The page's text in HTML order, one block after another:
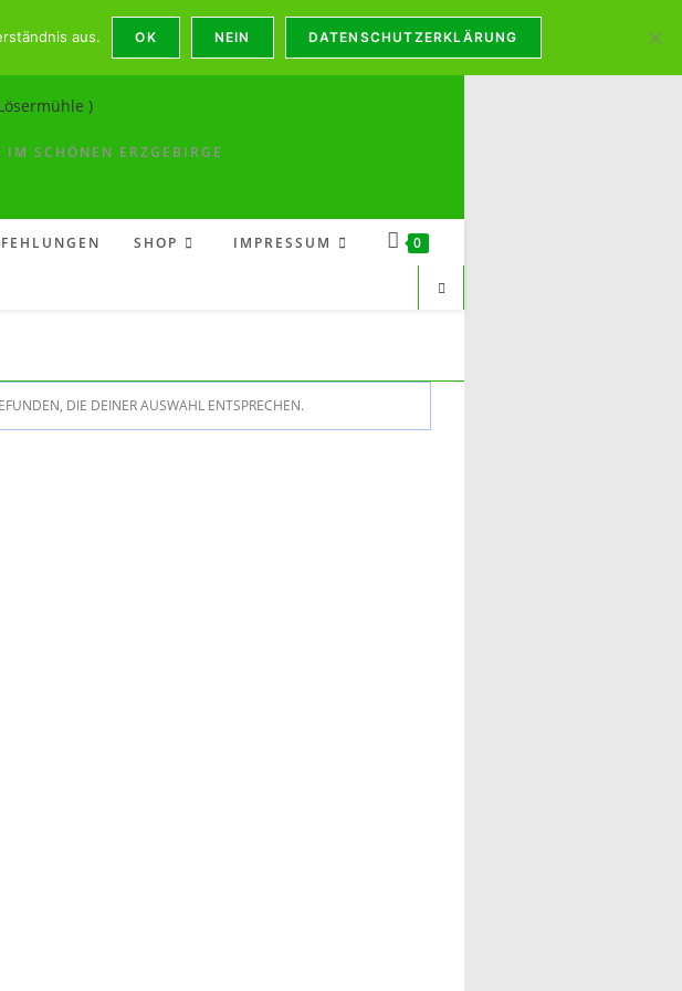
März - Oktober: Mi - So: 13:00 - 18:00
SCHÖNEN ERZGEBIRGE
SHOP IMPRESSUM 0
DIE DEINER AUSWAHL ENTSPRECHEN.
aus. OK NEIN DATENSCHUTZERKLÄRUNG